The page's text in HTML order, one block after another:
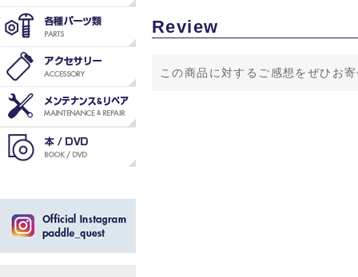
Review
この商品に対するご感想をぜひお